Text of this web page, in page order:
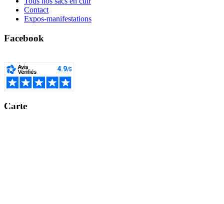
Contact
Expos-manifestations
Facebook
Carte